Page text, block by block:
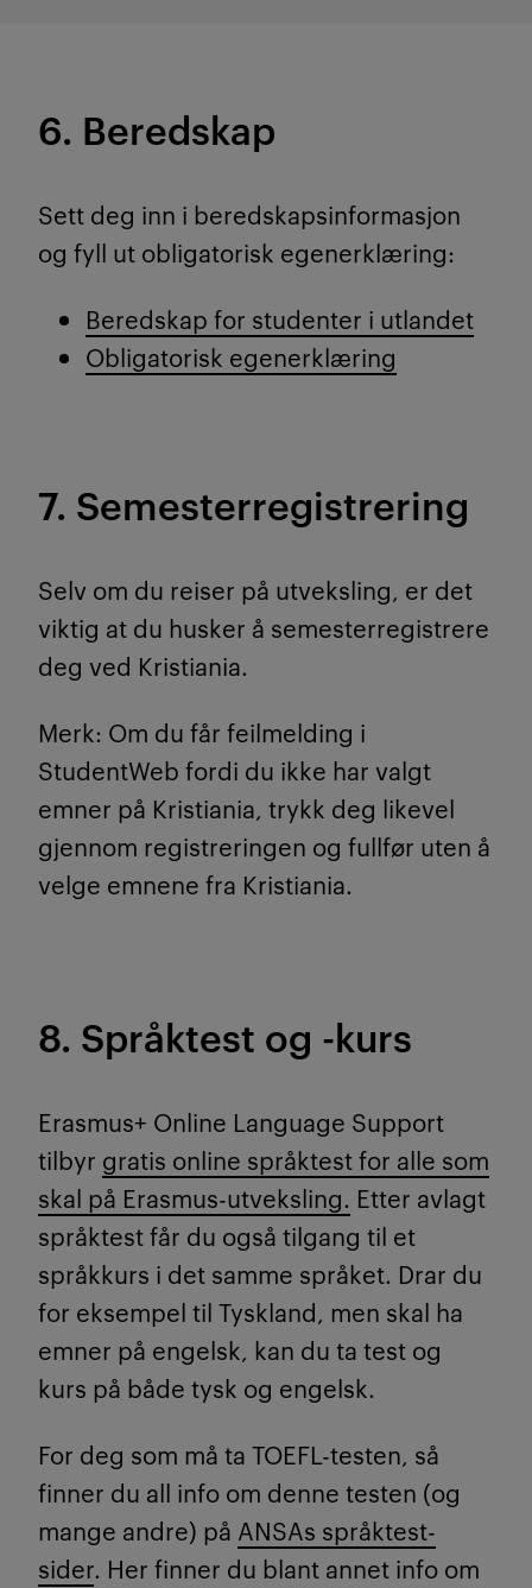
6. Beredskap
Sett deg inn i beredskapsinformasjon
og fyll ut obligatorisk egenerklæring:
Beredskap for studenter i utlandet
Obligatorisk egenerklæring
7. Semesterregistrering
Selv om du reiser på utveksling, er det
viktig at du husker å semesterregistrere
deg ved Kristiania.
Merk: Om du får feilmelding i
StudentWeb fordi du ikke har valgt
emner på Kristiania, trykk deg likevel
gjennom registreringen og fullfør uten å
velge emnene fra Kristiania.
8. Språktest og -kurs
Erasmus+ Online Language Support
tilbyr gratis online språktest for alle som
skal på Erasmus-utveksling. Etter avlagt
språktest får du også tilgang til et
språkkurs i det samme språket. Drar du
for eksempel til Tyskland, men skal ha
emner på engelsk, kan du ta test og
kurs på både tysk og engelsk.
For deg som må ta TOEFL-testen, så
finner du all info om denne testen (og
mange andre) på ANSAs språktest-
sider. Her finner du blant annet info om